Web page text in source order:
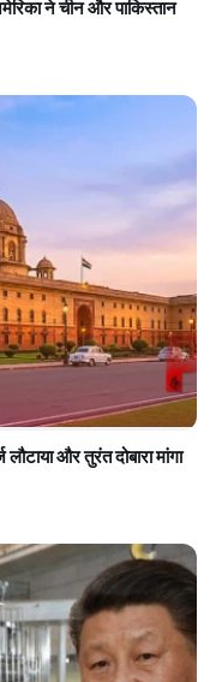
ने चीन और पाकिस्तान
और तुरंत दोबारा मांगा